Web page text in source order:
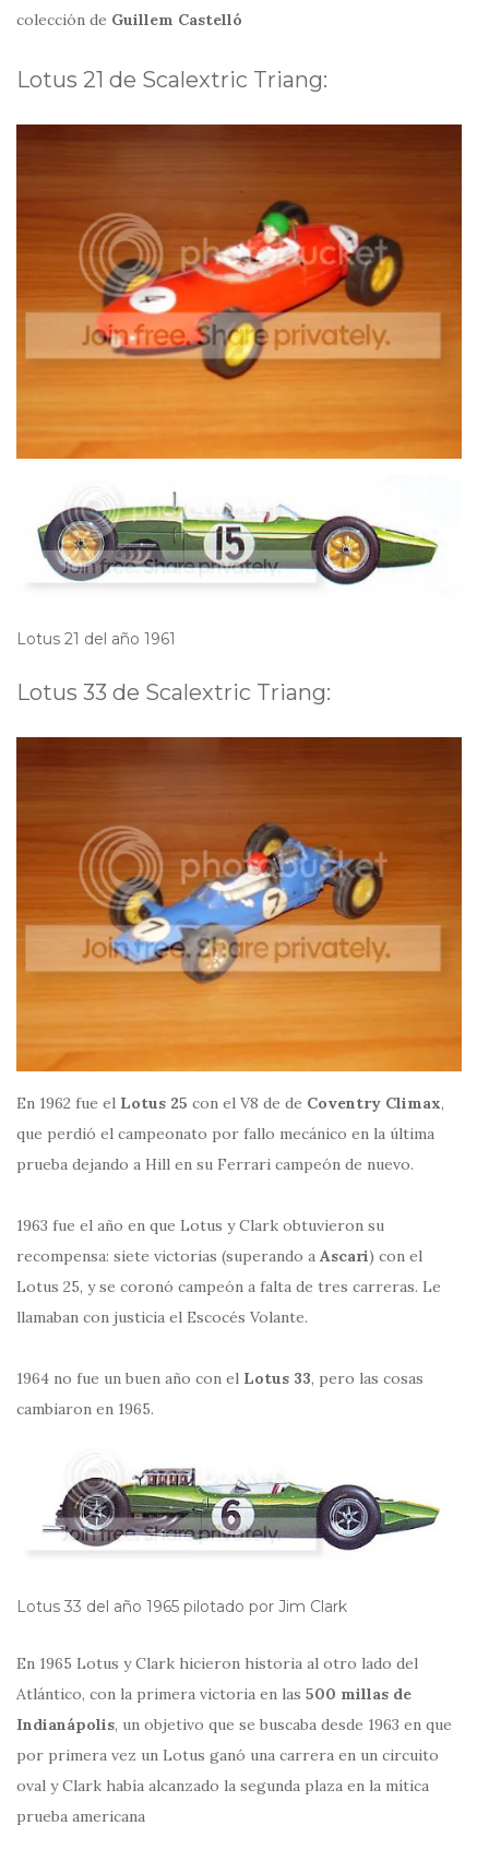
colección de Guillem Castelló
Lotus 21 de Scalextric Triang:
Lotus 21 del año 1961
Lotus 33 de Scalextric Triang:
En 1962 fue el Lotus 25 con el V8 de de Coventry Climax,
que perdió el campeonato por fallo mecánico en la última
prueba dejando a Hill en su Ferrari campeón de nuevo.
1963 fue el año en que Lotus y Clark obtuvieron su
recompensa: siete victorias (superando a Ascari) con el
Lotus 25, y se coronó campeón a falta de tres carreras. Le
llamaban con justicia el Escocés Volante.
1964 no fue un buen año con el Lotus 33, pero las cosas
cambiaron en 1965.
Lotus 33 del año 1965 pilotado por Jim Clark
En 1965 Lotus y Clark hicieron historia al otro lado del
Atlántico, con la primera victoria en las 500 millas de
Indianápolis, un objetivo que se buscaba desde 1963 en que
por primera vez un Lotus ganó una carrera en un circuito
oval y Clark había alcanzado la segunda plaza en la mítica
prueba americana